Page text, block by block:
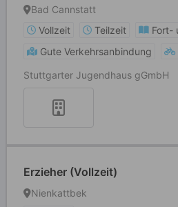
Bad Cannstatt
Vollzeit
Teilzeit
Fort-
Gute Verkehrsanbindung
Stuttgarter Jugendhaus gGmbH
Erzieher (Vollzeit)
Nienkattbek